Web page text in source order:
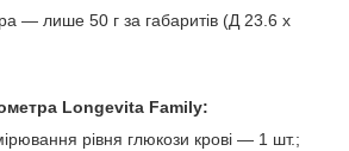
— лише 50 г за габаритів (Д 23.6 х
Longevita Family:
рівня глюкози крові — 1 шт.;